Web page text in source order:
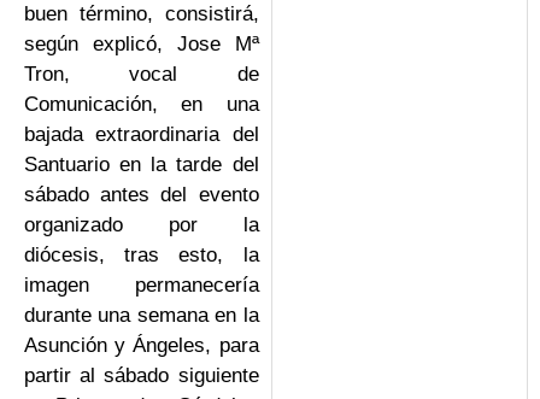
buen término, consistirá,
según explicó, Jose Mª
Tron, vocal de
Comunicación, en una
bajada extraordinaria del
Santuario en la tarde del
sábado antes del evento
organizado por la
diócesis, tras esto, la
imagen permanecería
durante una semana en la
Asunción y Ángeles, para
partir al sábado siguiente